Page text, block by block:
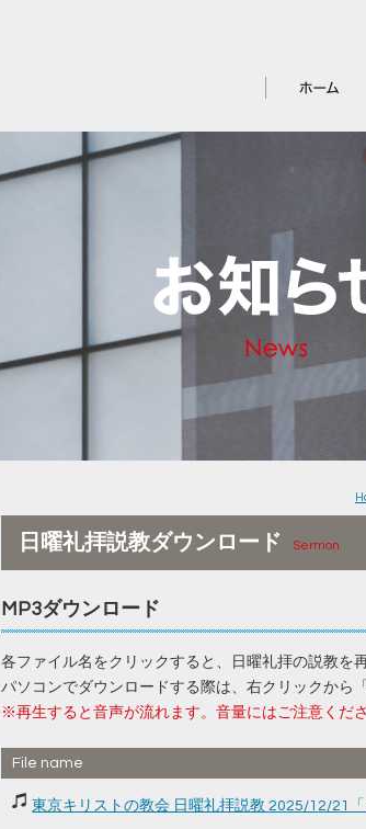
ホーム
日曜礼拝説教ダウンロード Sermon
MP3ダウンロード
各ファイル名をクリックすると、日曜礼拝の説教を
パソコンでダウンロードする際は、右クリックから
※再生すると音声が流れます。音量にはご注意くださ
File name
東京キリストの教会 日曜礼拝説教 2025/12/21